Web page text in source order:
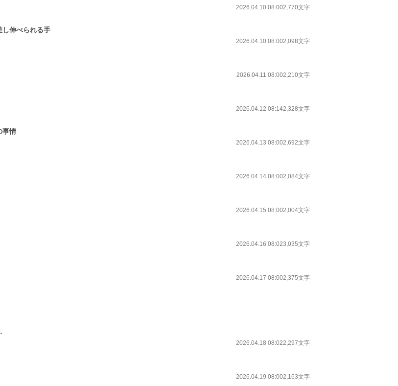
2026.04.10 08:002,770文字
し伸べられる手
2026.04.10 08:002,098文字
2026.04.11 08:002,210文字
2026.04.12 08:142,328文字
事情
2026.04.13 08:002,692文字
2026.04.14 08:002,084文字
2026.04.15 08:002,004文字
2026.04.16 08:023,035文字
2026.04.17 08:002,375文字
2026.04.18 08:022,297文字
2026.04.19 08:002,163文字